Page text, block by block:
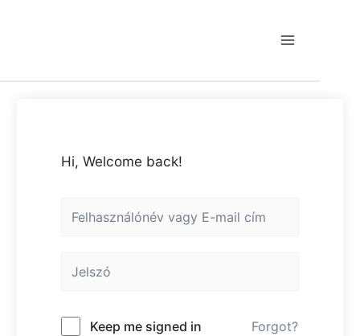
Hi, Welcome back!
Keep me signed in Forgot?